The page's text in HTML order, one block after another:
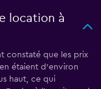
location à
constaté que les prix
étaient d’environ
haut, ce qui